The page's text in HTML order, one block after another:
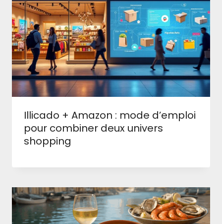
Illicado + Amazon : mode d’emploi
pour combiner deux univers
shopping